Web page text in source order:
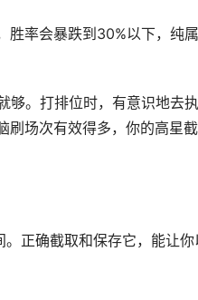
胜率会暴跌到30%以下，纯属
够。打排位时，有意识地去执
刷场次有效得多，你的高星
。正确截取和保存它，能让你